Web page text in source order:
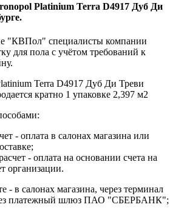
Platinium Terra D4917 Дуб Ди
"КВПол" специалисты компании
для пола с учётом требований к
Terra D4917 Дуб Ди Треви
кратно 1 упаковке 2,397 м2
- оплата в салонах магазина или
- оплата на основании счета на
организации.
- в салонах магазина, через терминал
платежный шлюз ПАО "СБЕРБАНК";